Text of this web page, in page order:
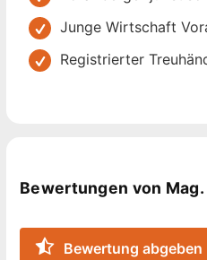
Ich freue mich darauf, Sie
am Bodensee begrüßen
renommierten
Junge Wirtschaft
Registrierter
Bewertungen von
Bewertung abgeben